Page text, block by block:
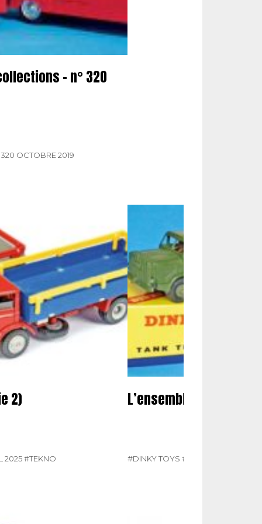
– n° 320
OCTOBRE 2019
2)
2025#TEKNO
L’ensemble porte-char
#DINKY TOYS #MINIATURES